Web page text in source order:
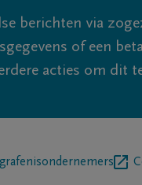
berichten via
of een
acties om dit